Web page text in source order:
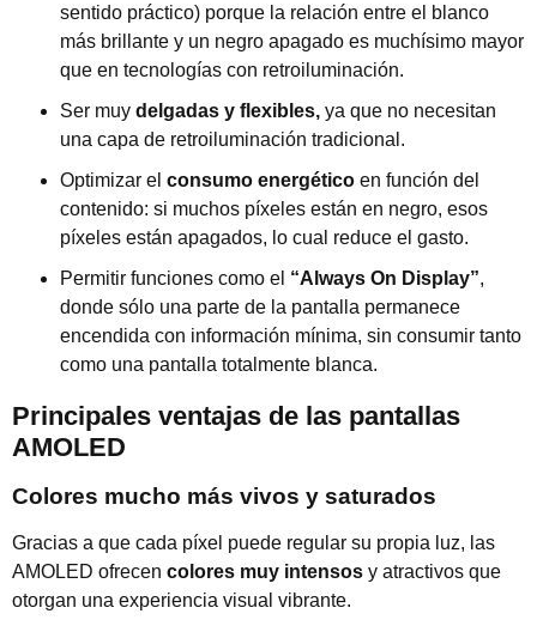
sentido práctico) porque la relación entre el blanco
más brillante y un negro apagado es muchísimo mayor
que en tecnologías con retroiluminación.
Ser muy delgadas y flexibles, ya que no necesitan
una capa de retroiluminación tradicional.
Optimizar el consumo energético en función del
contenido: si muchos píxeles están en negro, esos
píxeles están apagados, lo cual reduce el gasto.
Permitir funciones como el “Always On Display”,
donde sólo una parte de la pantalla permanece
encendida con información mínima, sin consumir tanto
como una pantalla totalmente blanca.
Principales ventajas de las pantallas
AMOLED
Colores mucho más vivos y saturados
Gracias a que cada píxel puede regular su propia luz, las
AMOLED ofrecen colores muy intensos y atractivos que
otorgan una experiencia visual vibrante.